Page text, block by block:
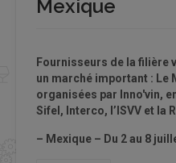
Mexique
Fournisseurs de la filière
un marché important : Le
organisées par Inno'vin,
Sifel, Interco, l’ISVV et la
– Mexique – Du 2 au 8